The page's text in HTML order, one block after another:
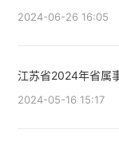
2024-06-26 16:05
江苏省2024年省属
2024-05-16 15:17